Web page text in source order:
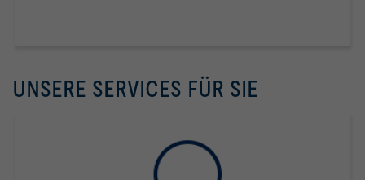
UNSERE SERVICES FÜR SIE